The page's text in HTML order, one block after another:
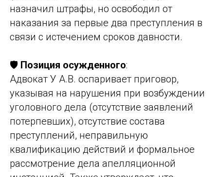
назначил штрафы, но освободил от
наказания за первые два преступления в
связи с истечением сроков давности.
🛡️ Позиция осужденного:
Адвокат У А.В. оспаривает приговор,
указывая на нарушения при возбуждении
уголовного дела (отсутствие заявлений
потерпевших), отсутствие состава
преступлений, неправильную
квалификацию действий и формальное
рассмотрение дела апелляционной